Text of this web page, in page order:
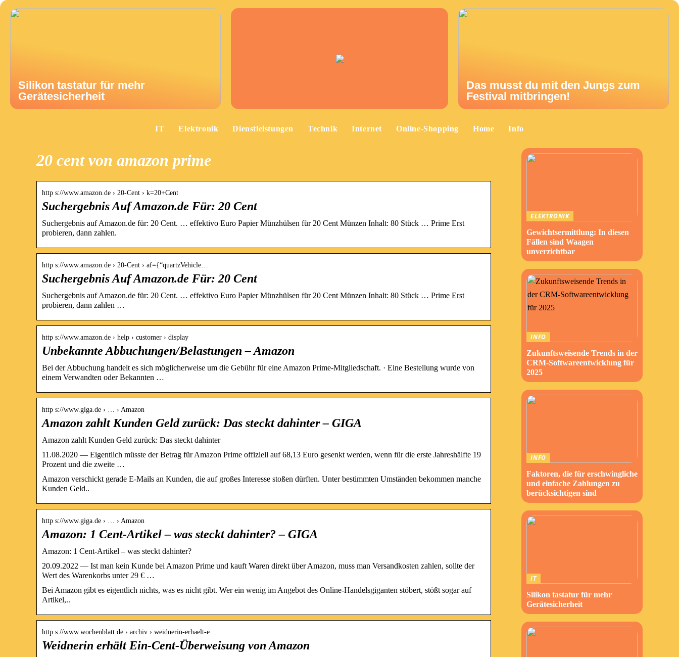
Silikon tastatur für mehr
Gerätesicherheit
Das musst du mit den Jungs zum
Festival mitbringen!
IT Elektronik Dienstleistungen Technik Internet Online-Shopping Home Info
20 cent von amazon prime
http s://www.amazon.de › 20-Cent › k=20+Cent
Suchergebnis Auf Amazon.de Für: 20 Cent
Suchergebnis auf Amazon.de für: 20 Cent. … effektivo Euro Papier Münzhülsen für 20 Cent Münzen Inhalt: 80 Stück … Prime Erst
probieren, dann zahlen.
http s://www.amazon.de › 20-Cent › af={“quartzVehicle…
Suchergebnis Auf Amazon.de Für: 20 Cent
Suchergebnis auf Amazon.de für: 20 Cent. … effektivo Euro Papier Münzhülsen für 20 Cent Münzen Inhalt: 80 Stück … Prime Erst
probieren, dann zahlen …
http s://www.amazon.de › help › customer › display
Unbekannte Abbuchungen/Belastungen – Amazon
Bei der Abbuchung handelt es sich möglicherweise um die Gebühr für eine Amazon Prime-Mitgliedschaft. · Eine Bestellung wurde von
einem Verwandten oder Bekannten …
http s://www.giga.de › … › Amazon
Amazon zahlt Kunden Geld zurück: Das steckt dahinter – GIGA
Amazon zahlt Kunden Geld zurück: Das steckt dahinter
11.08.2020 — Eigentlich müsste der Betrag für Amazon Prime offiziell auf 68,13 Euro gesenkt werden, wenn für die erste Jahreshälfte 19
Prozent und die zweite …
Amazon verschickt gerade E-Mails an Kunden, die auf großes Interesse stoßen dürften. Unter bestimmten Umständen bekommen manche
Kunden Geld..
http s://www.giga.de › … › Amazon
Amazon: 1 Cent-Artikel – was steckt dahinter? – GIGA
Amazon: 1 Cent-Artikel – was steckt dahinter?
20.09.2022 — Ist man kein Kunde bei Amazon Prime und kauft Waren direkt über Amazon, muss man Versandkosten zahlen, sollte der
Wert des Warenkorbs unter 29 € …
Bei Amazon gibt es eigentlich nichts, was es nicht gibt. Wer ein wenig im Angebot des Online-Handelsgiganten stöbert, stößt sogar auf
Artikel,..
http s://www.wochenblatt.de › archiv › weidnerin-erhaelt-e…
Weidnerin erhält Ein-Cent-Überweisung von Amazon
ELEKTRONIK
Gewichtsermittlung: In diesen
Fällen sind Waagen
unverzichtbar
INFO
Zukunftsweisende Trends in der
CRM-Softwareentwicklung für
2025
INFO
Faktoren, die für erschwingliche
und einfache Zahlungen zu
berücksichtigen sind
IT
Silikon tastatur für mehr
Gerätesicherheit